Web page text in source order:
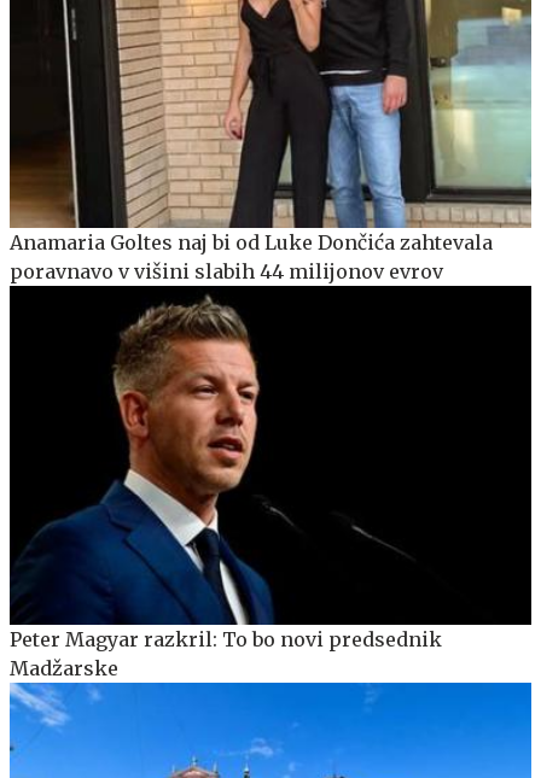
Anamaria Goltes naj bi od Luke Dončića zahtevala
poravnavo v višini slabih 44 milijonov evrov
Peter Magyar razkril: To bo novi predsednik
Madžarske